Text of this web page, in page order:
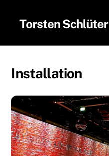
contentTorsten Schlüter
Installation